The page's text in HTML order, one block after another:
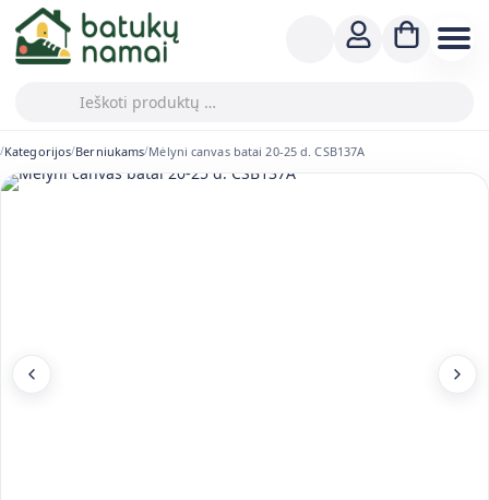
/Kategorijos/Berniukams/Mėlyni canvas batai 20-25 d. CSB137A